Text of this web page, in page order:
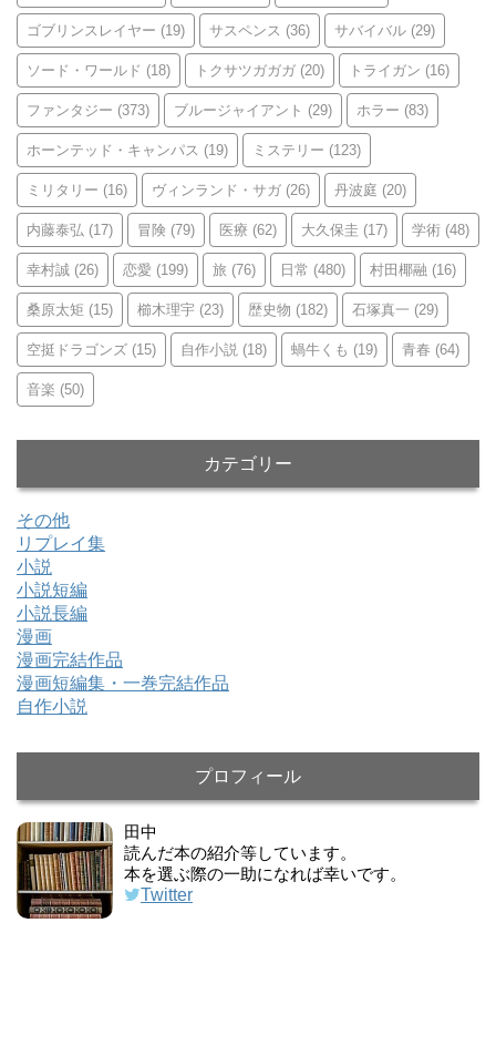
ゴブリンスレイヤー (19) サスペンス (36) サバイバル (29)
ソード・ワールド (18) トクサツガガガ (20) トライガン (16)
ファンタジー (373) ブルージャイアント (29) ホラー (83)
ホーンテッド・キャンパス (19) ミステリー (123)
ミリタリー (16) ヴィンランド・サガ (26) 丹波庭 (20)
内藤泰弘 (17) 冒険 (79) 医療 (62) 大久保圭 (17) 学術 (48)
幸村誠 (26) 恋愛 (199) 旅 (76) 日常 (480) 村田椰融 (16)
桑原太矩 (15) 櫛木理宇 (23) 歴史物 (182) 石塚真一 (29)
空挺ドラゴンズ (15) 自作小説 (18) 蝸牛くも (19) 青春 (64)
音楽 (50)
カテゴリー
その他
リプレイ集
小説
小説短編
小説長編
漫画
漫画完結作品
漫画短編集・一巻完結作品
自作小説
プロフィール
田中
読んだ本の紹介等しています。
本を選ぶ際の一助になれば幸いです。
Twitter